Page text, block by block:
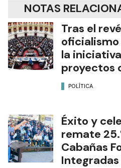
NOTAS
Tras el
la
proyectos
POLÍTICA
Éxito y
remate
Cabañas
Integradas